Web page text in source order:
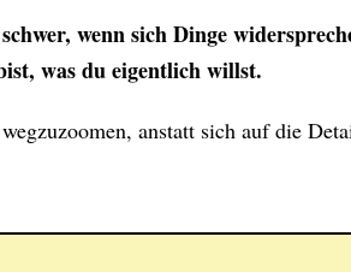
wenn sich Dinge
was du eigentlich willst.
anstatt sich auf die